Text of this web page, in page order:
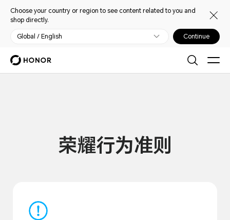
Choose your country or region to see content related to you and
shop directly.
Global / English Continue
荣耀行为准则